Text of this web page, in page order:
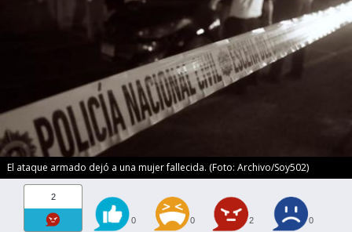
El ataque armado dejó a una mujer fallecida. (Foto: Archivo/Soy502)
2
0 0 2 0